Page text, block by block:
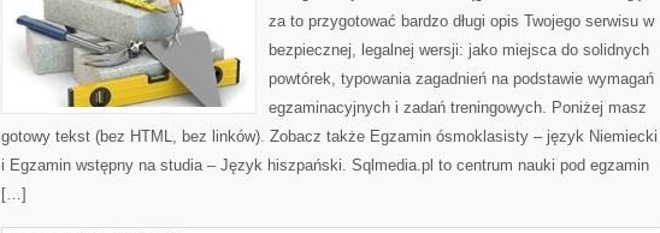
za to przygotować bardzo długi opis Twojego serwisu w
bezpiecznej, legalnej wersji: jako miejsca do solidnych
powtórek, typowania zagadnień na podstawie wymagań
egzaminacyjnych i zadań treningowych. Poniżej masz
gotowy tekst (bez HTML, bez linków). Zobacz także Egzamin ósmoklasisty – język Niemiecki
i Egzamin wstępny na studia – Język hiszpański. Sqlmedia.pl to centrum nauki pod egzamin
[…]